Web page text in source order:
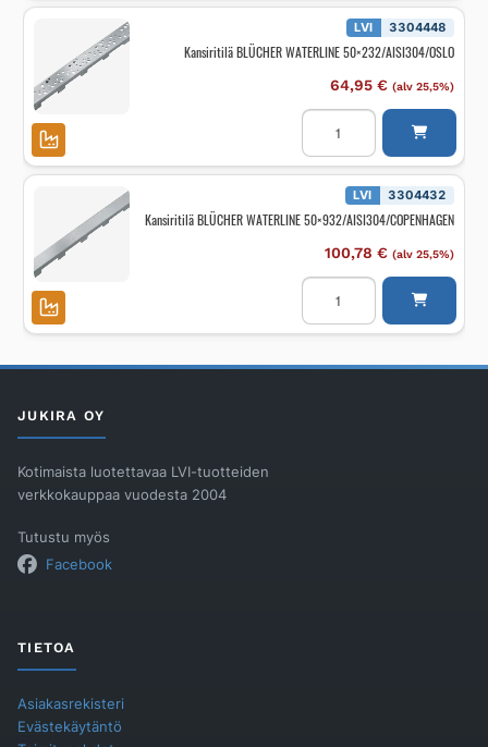
Kaivo
VERKKORITILÄ
LVI 3304448
Kansiritilä BLÜCHER WATERLINE 50×232/AISI304/OSLO
64,95 € (alv 25,5%)
Kansiritilä
BLÜCHER
WATERLINE
50x232/AISI304/OSLO
määrä
LVI 3304432
Kansiritilä BLÜCHER WATERLINE 50×932/AISI304/COPENHAGEN
100,78 € (alv 25,5%)
Kansiritilä
BLÜCHER
WATERLINE
50x932/AISI304/
JUKIRA OY
Kotimaista luotettavaa LVI-tuotteiden
verkkokauppaa vuodesta 2004
Tutustu myös
Facebook
TIETOA
Asiakasrekisteri
Evästekäytäntö